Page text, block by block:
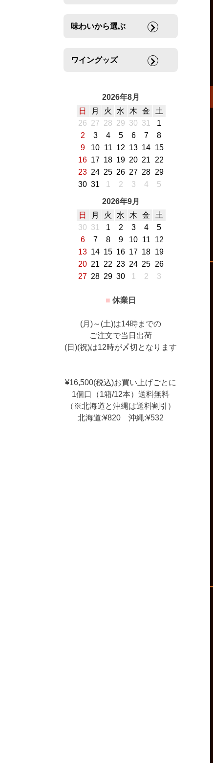
味わいから選ぶ
ワイングッズ
2026年8月
日
月 火 水 木 金
土
26 27 28 29 30 31
1
2
3 4 5 6 7
8
9
10 11 12 13 14 15
16 17 18 19 20 21 22
23 24 25 26 27 28 29
30 31 1 2 3 4 5
2026年9月
日
月 火 水 木 金
土
30 31 1 2 3 4
5
6
7 8 9 10 11
12
13 14 15 16 17 18 19
20 21 22 23 24 25 26
27 28 29 30 1 2 3
■ 休業日
(月)～(土)は14時までの
ご注文で当日出荷
(日)(祝)は12時が〆切となります
¥16,500(税込)お買い上げごとに
1個口（1箱/12本）送料無料
（※北海道と沖縄は送料割引）
北海道:¥820 沖縄:¥532